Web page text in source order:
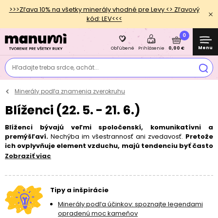
>>>Zľava 10% na všetky minerály vhodné pre Levy <> Zľavový
kód: LEV<<<
Hľadajte treba srdce, achát...
Obľúbené Prihlásenie
0
0,00 € Menu
Minerály podľa znamenia zverokruhu
Blíženci (22. 5. - 21. 6.)
Blíženci bývajú veľmi spoločenskí, komunikatívni a
premýšľaví. Nechýba im všestrannosť ani zvedavosť. Pretože
ich ovplyvňuje element vzduchu, majú tendenciu byť často
v pohybe a nevydržia príliš dlho pri jednej záľube.
živosťou a energiou, čo z nich často robia vyhľadávané
pretože majú schopnosť vyjadrovať svoje myšlienky a názory s
nebývalou ľahkosťou. Aj z tohto dôvodu mávajú radi diskusie.
Zobraziť viac
Tipy a inšpirácie
Minerály podľa účinkov: spoznajte legendami
opradenú moc kameňov